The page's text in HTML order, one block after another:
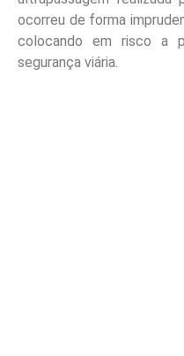
ocorreu de forma
colocando em risco a
segurança viária.